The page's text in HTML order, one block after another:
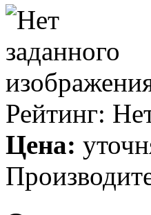
Рейтинг:
Цена: